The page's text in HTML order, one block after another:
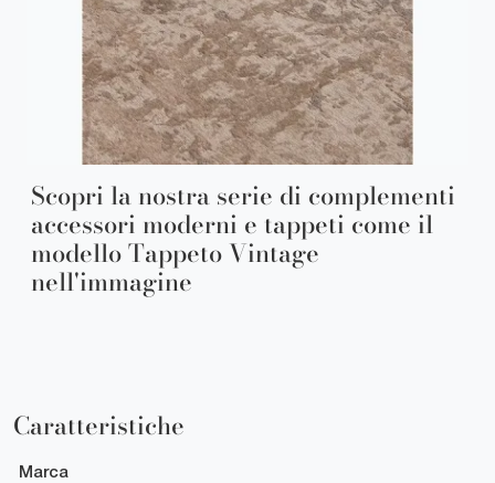
Scopri la nostra serie di complementi
accessori moderni e tappeti come il
modello Tappeto Vintage
nell'immagine
Caratteristiche
Marca